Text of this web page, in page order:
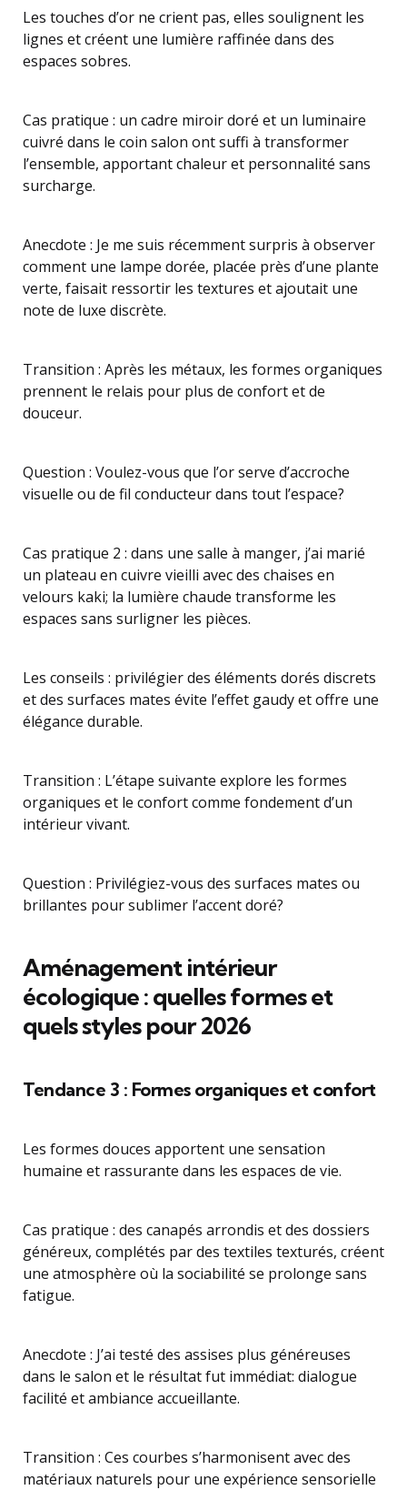
Les touches d’or ne crient pas, elles soulignent les
lignes et créent une lumière raffinée dans des
espaces sobres.
Cas pratique : un cadre miroir doré et un luminaire
cuivré dans le coin salon ont suffi à transformer
l’ensemble, apportant chaleur et personnalité sans
surcharge.
Anecdote : Je me suis récemment surpris à observer
comment une lampe dorée, placée près d’une plante
verte, faisait ressortir les textures et ajoutait une
note de luxe discrète.
Transition : Après les métaux, les formes organiques
prennent le relais pour plus de confort et de
douceur.
Question : Voulez-vous que l’or serve d’accroche
visuelle ou de fil conducteur dans tout l’espace?
Cas pratique 2 : dans une salle à manger, j’ai marié
un plateau en cuivre vieilli avec des chaises en
velours kaki; la lumière chaude transforme les
espaces sans surligner les pièces.
Les conseils : privilégier des éléments dorés discrets
et des surfaces mates évite l’effet gaudy et offre une
élégance durable.
Transition : L’étape suivante explore les formes
organiques et le confort comme fondement d’un
intérieur vivant.
Question : Privilégiez-vous des surfaces mates ou
brillantes pour sublimer l’accent doré?
Aménagement intérieur
écologique : quelles formes et
quels styles pour 2026
Tendance 3 : Formes organiques et confort
Les formes douces apportent une sensation
humaine et rassurante dans les espaces de vie.
Cas pratique : des canapés arrondis et des dossiers
généreux, complétés par des textiles texturés, créent
une atmosphère où la sociabilité se prolonge sans
fatigue.
Anecdote : J’ai testé des assises plus généreuses
dans le salon et le résultat fut immédiat: dialogue
facilité et ambiance accueillante.
Transition : Ces courbes s’harmonisent avec des
matériaux naturels pour une expérience sensorielle